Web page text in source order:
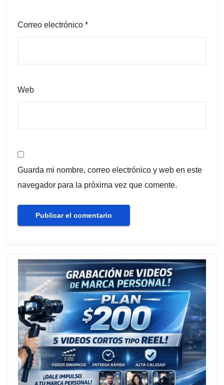
Correo electrónico *
Web
Guarda mi nombre, correo electrónico y web en este
navegador para la próxima vez que comente.